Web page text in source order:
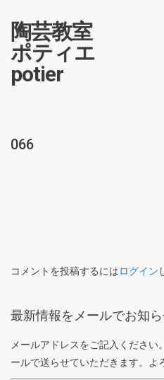
陶芸教室
ポティエ
potier
066
コメントを投稿するにはログイン
最新情報をメールでお知ら
メールアドレスをご記入ください
ールで送らせていただきます。よ